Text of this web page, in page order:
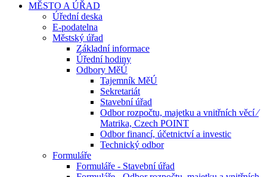
MĚSTO A ÚŘAD
Úřední deska
E-podatelna
Městský úřad
Základní informace
Úřední hodiny
Odbory MěÚ
Tajemník MěÚ
Sekretariát
Stavební úřad
Odbor rozpočtu, majetku a vnitřních věcí ⁄
Matrika, Czech POINT
Odbor financí, účetnictví a investic
Technický odbor
Formuláře
Formuláře - Stavební úřad